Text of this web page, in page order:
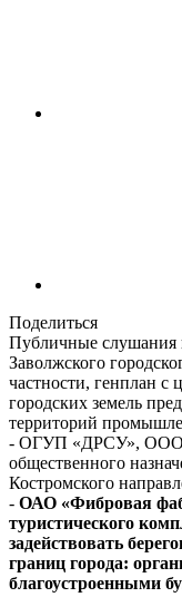
Поделиться
Публичные слушания
Заволжского
частности, генплан с
городских земель
территорий
- ОГУП «ДРСУ», ООО
общественного
Костромского
- ОАО «Фибровая
туристического
задействовать
границ города:
благоустроенными